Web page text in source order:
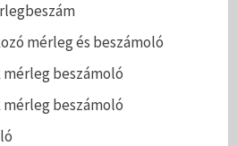
mérleg és beszámoló
mérleg beszámoló
mérleg beszámoló